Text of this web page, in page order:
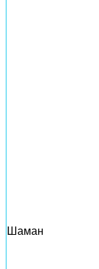
Шаман